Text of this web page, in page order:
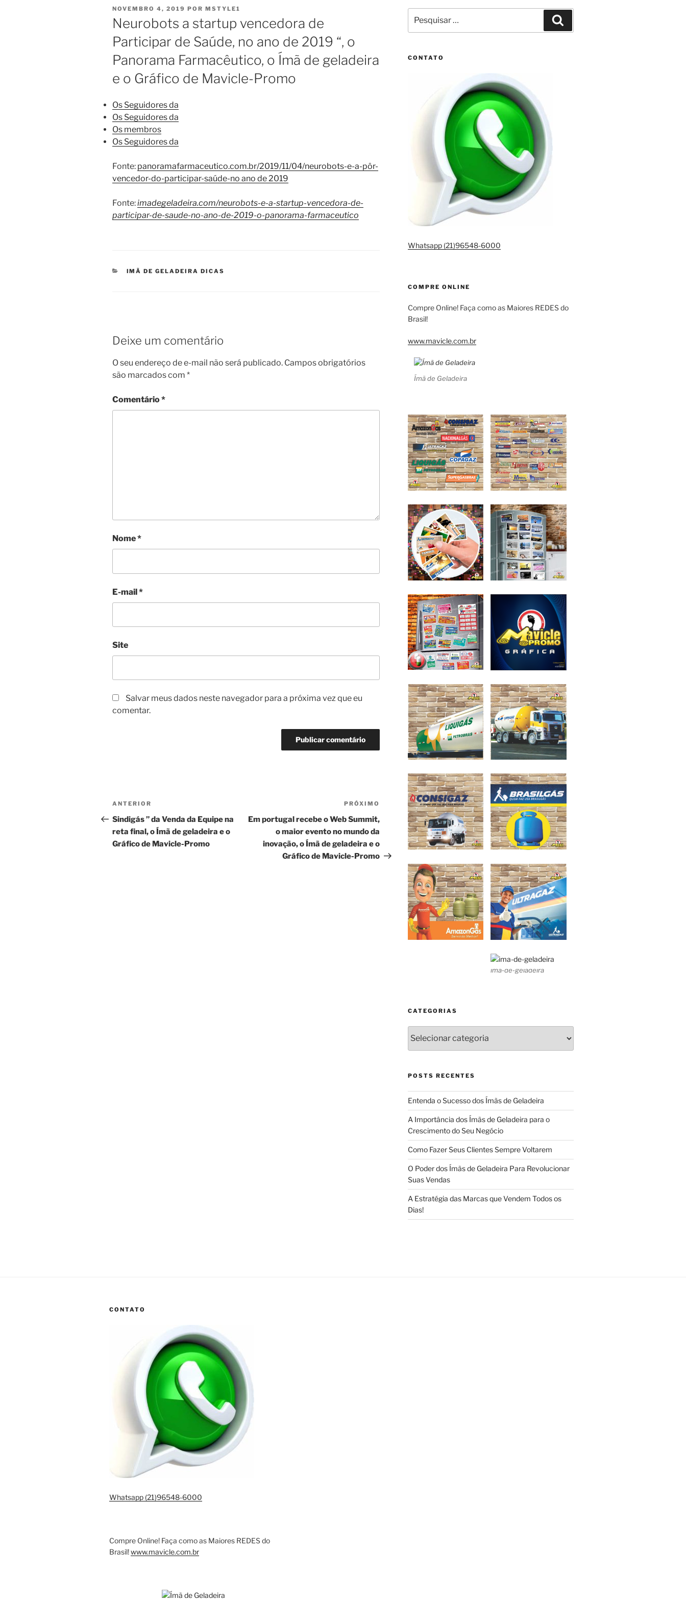
PUBLICADO
EM
NOVEMBRO 4, 2019 POR MSTYLE1
Neurobots a startup vencedora de
Participar de Saúde, no ano de 2019 “, o
Panorama Farmacêutico, o Ímã de geladeira
e o Gráfico de Mavicle-Promo
Os Seguidores da
Os Seguidores da
Os membros
Os Seguidores da
Fonte: panoramafarmaceutico.com.br/2019/11/04/neurobots-e-a-pôr-
vencedor-do-participar-saúde-no ano de 2019
Fonte:imadegeladeira.com/neurobots-e-a-startup-vencedora-de-
participar-de-saude-no-ano-de-2019-o-panorama-farmaceutico
CATEGORIAS
IMÃ DE GELADEIRA DICAS
Deixe um comentário
O seu endereço de e-mail não será publicado. Campos obrigatórios
são marcados com *
Comentário*
Nome*
E-mail*
Site
Salvar meus dados neste navegador para a próxima vez que eu
comentar.
Navegação
de
Post
Post
anterior
ANTERIOR
Sindigás ” da Venda da Equipe na
reta final, o Ímã de geladeira e o
Gráfico de Mavicle-Promo
Próximo
PRÓXIMO
Em portugal recebe o Web Summit,
o maior evento no mundo da
inovação, o Ímã de geladeira e o
Gráfico de Mavicle-Promo
por:
CONTATO
Whatsapp (21)96548-6000
COMPRE ONLINE
Compre Online! Faça como as Maiores REDES do
Brasil!
www.mavicle.com.br
Ímã de Geladeira
ima-de-geladeira
CATEGORIAS
POSTS RECENTES
Entenda o Sucesso dos Ímãs de Geladeira
A Importância dos Ímãs de Geladeira para o
Crescimento do Seu Negócio
Como Fazer Seus Clientes Sempre Voltarem
O Poder dos Ímãs de Geladeira Para Revolucionar
Suas Vendas
A Estratégia das Marcas que Vendem Todos os
Dias!
CONTATO
Whatsapp (21)96548-6000
Compre Online! Faça como as Maiores REDES do
Brasil!www.mavicle.com.br